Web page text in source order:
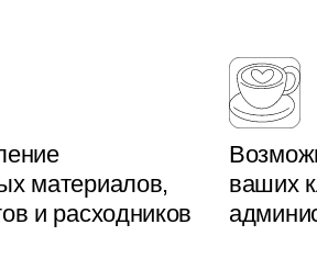
материалов,
и расходников
ваших